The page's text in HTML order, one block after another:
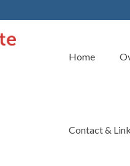
Home
Contact &